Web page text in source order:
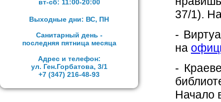
вт-сб: 11:00-20:00
Выходные дни: ВС, ПН
Санитарный день -
последняя пятница месяца
Адрес и телефон:
ул. Ген.Горбатова, 3/1
+7 (347) 216-48-93
37/1).
-
на
-
Начало